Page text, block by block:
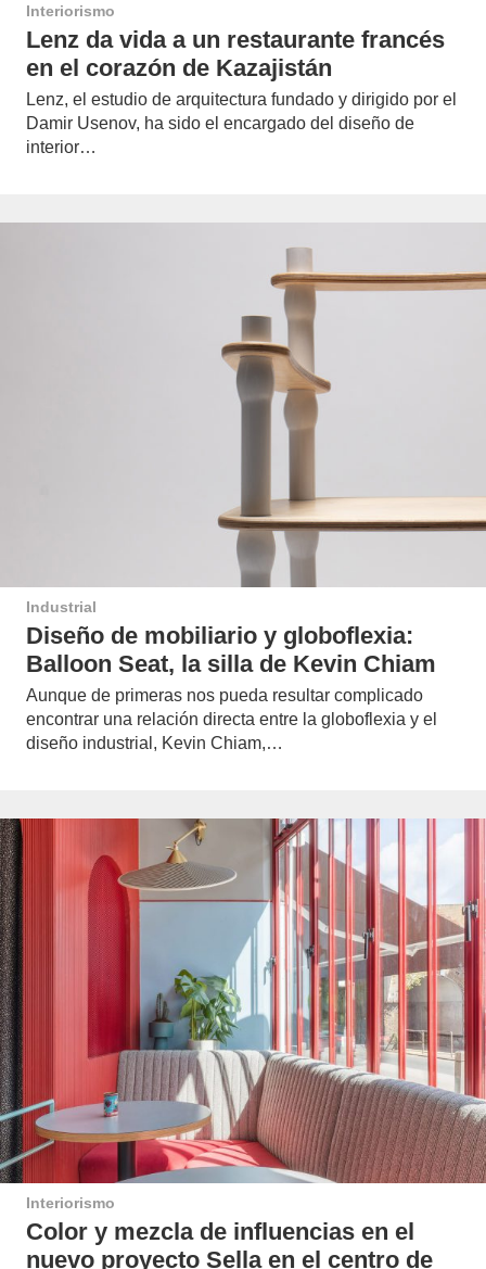
Interiorismo
Lenz da vida a un restaurante francés
en el corazón de Kazajistán
Lenz, el estudio de arquitectura fundado y dirigido por el
Damir Usenov, ha sido el encargado del diseño de
interior…
Industrial
Diseño de mobiliario y globoflexia:
Balloon Seat, la silla de Kevin Chiam
Aunque de primeras nos pueda resultar complicado
encontrar una relación directa entre la globoflexia y el
diseño industrial, Kevin Chiam,…
Interiorismo
Color y mezcla de influencias en el
nuevo proyecto Sella en el centro de